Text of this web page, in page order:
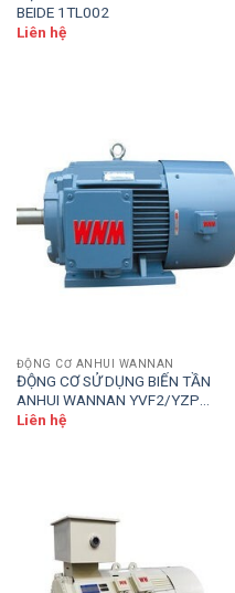
BEIDE 1TL002
Liên hệ
ĐỘNG CƠ ANHUI WANNAN
ĐỘNG CƠ SỬ DỤNG BIẾN TẦN
ANHUI WANNAN YVF2/YZP
SERIES
Liên hệ